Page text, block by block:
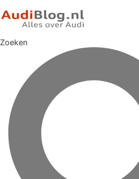
Zoeken